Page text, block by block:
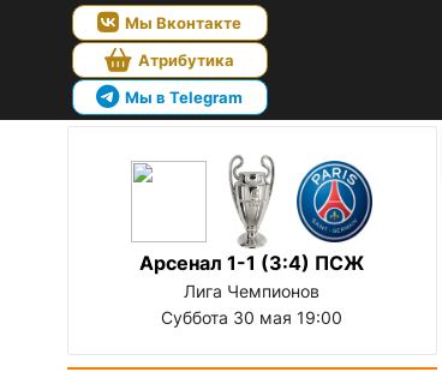
Мы Вконтакте
Атрибутика
Мы в Telegram
Арсенал 1-1 (3:4) ПСЖ
Лига Чемпионов
Суббота 30 мая 19:00